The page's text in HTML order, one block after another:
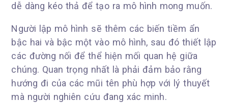
dễ dàng kéo thả để tạo ra mô hình mong muốn.
Người lập mô hình sẽ thêm các biến tiềm ẩn
bậc hai và bậc một vào mô hình, sau đó thiết lập
các đường nối để thể hiện mối quan hệ giữa
chúng. Quan trọng nhất là phải đảm bảo rằng
hướng đi của các mũi tên phù hợp với lý thuyết
mà người nghiên cứu đang xác minh.